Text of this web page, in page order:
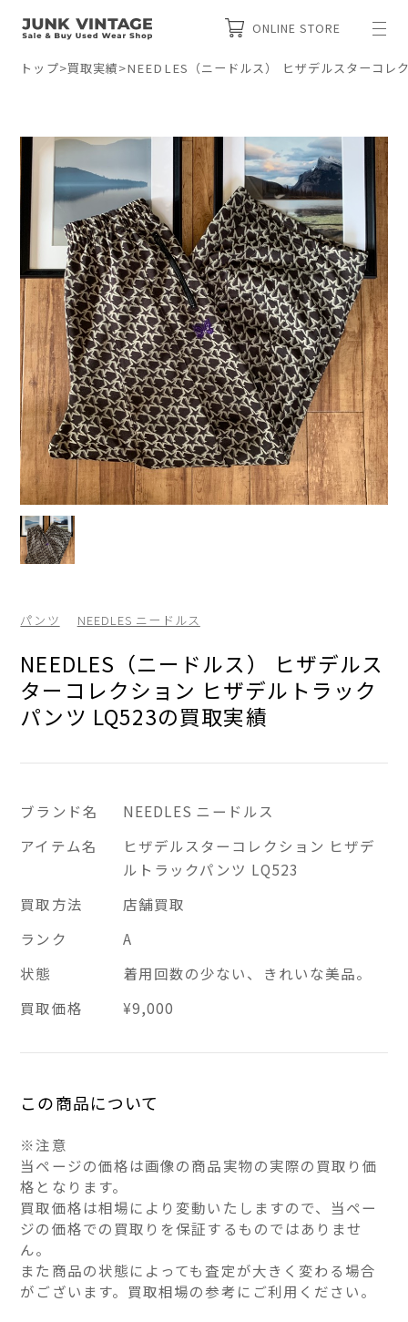
ONLINE STORE
トップ>買取実績>NEEDLES（ニードルス） ヒザデルスターコレ
パンツ NEEDLES ニードルス
NEEDLES（ニードルス） ヒザデルス
ターコレクション ヒザデルトラック
パンツ LQ523の買取実績
ブランド名
NEEDLES ニードルス
アイテム名
ヒザデルスターコレクション ヒザデ
ルトラックパンツ LQ523
買取方法
店舗買取
ランク
A
状態
着用回数の少ない、きれいな美品。
買取価格
¥9,000
この商品について
※注意
当ページの価格は画像の商品実物の実際の買取り価
格となります。
買取価格は相場により変動いたしますので、当ペー
ジの価格での買取りを保証するものではありませ
ん。
また商品の状態によっても査定が大きく変わる場合
がございます。買取相場の参考にご利用ください。